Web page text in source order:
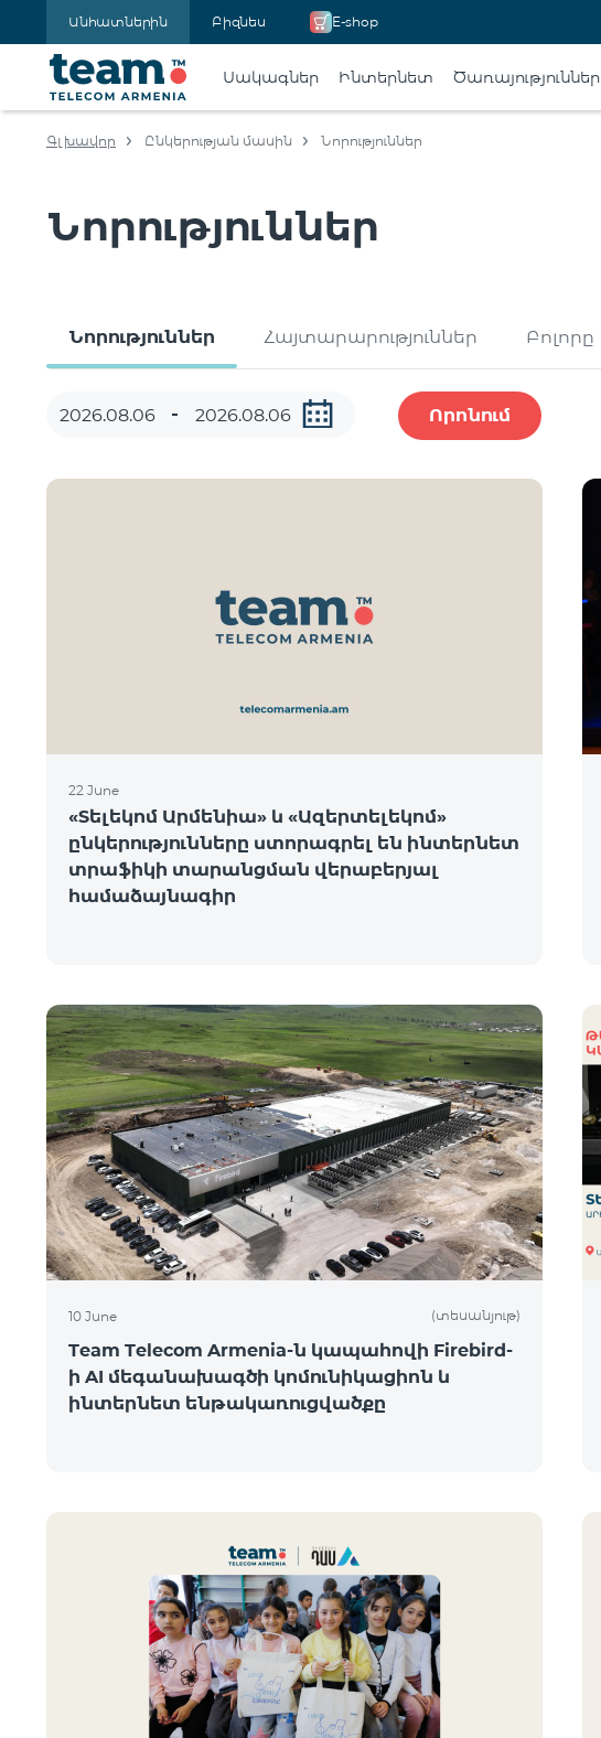
Անհատներին Բիզնես E-shop
Սակագներ Ինտերնետ Ծառայություններ
Գլխավոր Ընկերության մասին Նորություններ
Նորություններ
Նորություններ Հայտարարություններ Բոլորը
Որոնում
22 June
«Տելեկոմ Արմենիա» և «Ազերտելեկոմ»
ընկերությունները ստորագրել են ինտերնետ
տրաֆիկի տարանցման վերաբերյալ
համաձայնագիր
10 June (տեսանյութ)
Team Telecom Armenia-ն կապահովի Firebird-
ի AI մեգանախագծի կոմունիկացիոն և
ինտերնետ ենթակառուցվածքը